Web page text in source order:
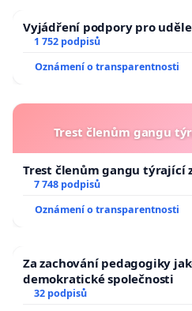
Vyjádření podpory pro
1 752 podpisů
Oznámení o transparentnosti
Trest členům gangu
Trest členům gangu týrající
7 748 podpisů
Oznámení o transparentnosti
Za zachování pedagogiky
demokratické společnosti
32 podpisů